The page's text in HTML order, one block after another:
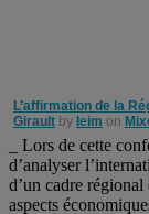
L’affirmation de la
Girault by Ieim on
_ Lors de cette
d’analyser
d’un cadre régional
aspects